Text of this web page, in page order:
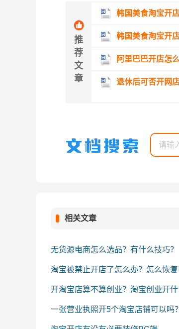
推
荐
文
章
韩国美食淘宝开
韩国美食淘宝开
阿里巴巴开店怎
退休后可否开网
相关文章
无货源电商怎么选品？有什么技巧？
淘宝被禁止开店了怎么办？怎么恢复
开淘宝店算不算创业？淘宝创业开什